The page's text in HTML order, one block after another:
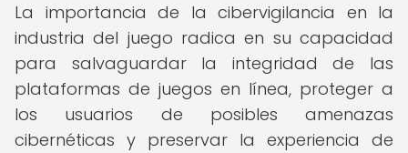
La importancia de la cibervigilancia en la
industria del juego radica en su capacidad
para salvaguardar la integridad de las
plataformas de juegos en línea, proteger a
los usuarios de posibles amenazas
cibernéticas y preservar la experiencia de